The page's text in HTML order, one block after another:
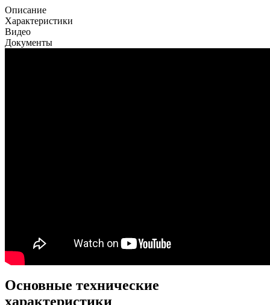
Описание
Характеристики
Видео
Документы
Основные технические
характеристики